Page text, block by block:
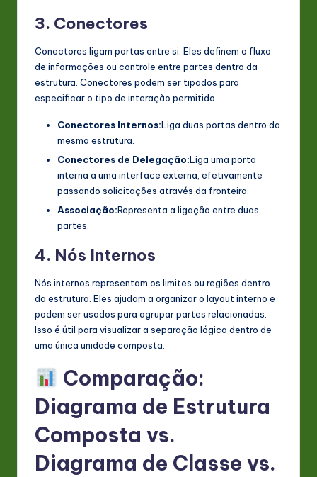
3. Conectores
Conectores ligam portas entre si. Eles definem o fluxo
de informações ou controle entre partes dentro da
estrutura. Conectores podem ser tipados para
especificar o tipo de interação permitido.
Conectores Internos:Liga duas portas dentro da
mesma estrutura.
Conectores de Delegação:Liga uma porta
interna a uma interface externa, efetivamente
passando solicitações através da fronteira.
Associação:Representa a ligação entre duas
partes.
4. Nós Internos
Nós internos representam os limites ou regiões dentro
da estrutura. Eles ajudam a organizar o layout interno e
podem ser usados para agrupar partes relacionadas.
Isso é útil para visualizar a separação lógica dentro de
uma única unidade composta.
Comparação:
Diagrama de Estrutura
Composta vs.
Diagrama de Classe vs.